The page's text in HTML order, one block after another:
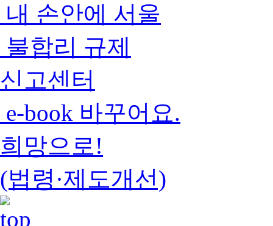
내 손안에 서울
불합리 규제
신고센터
e-book 바꾸어요.
희망으로!
(법령·제도개선)